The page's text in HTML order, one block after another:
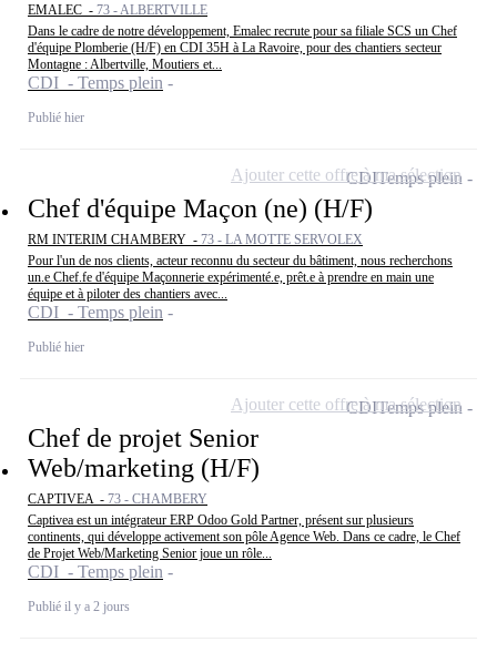
EMALEC - 73 - ALBERTVILLE
Dans le cadre de notre développement, Emalec recrute pour sa filiale SCS un Chef
d'équipe Plomberie (H/F) en CDI 35H à La Ravoire, pour des chantiers secteur
Montagne : Albertville, Moutiers et...
CDI - Temps plein
Publié hier
Chef d'équipe Maçon (ne) (H/F)
RM INTERIM CHAMBERY - 73 - LA MOTTE SERVOLEX
Pour l'un de nos clients, acteur reconnu du secteur du bâtiment, nous recherchons
un.e Chef.fe d'équipe Maçonnerie expérimenté.e, prêt.e à prendre en main une
équipe et à piloter des chantiers avec...
CDI - Temps plein
Publié hier
CDITemps plein
Ajouter cette offre à ma sélection
Chef de projet Senior
Web/marketing (H/F)
CAPTIVEA - 73 - CHAMBERY
Captivea est un intégrateur ERP Odoo Gold Partner, présent sur plusieurs
continents, qui développe activement son pôle Agence Web. Dans ce cadre, le Chef
de Projet Web/Marketing Senior joue un rôle...
CDI - Temps plein
Publié il y a 2 jours
CDITemps plein
Ajouter cette offre à ma sélection